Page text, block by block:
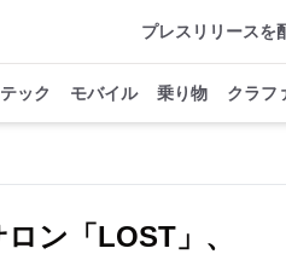
プレスリリースを
テック モバイル 乗り物 クラフ
ン「LOST」、